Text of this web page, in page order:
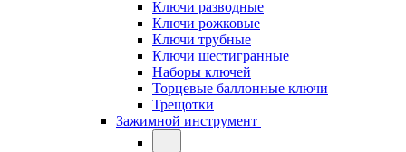
Ключи разводные
Ключи рожковые
Ключи трубные
Ключи шестигранные
Наборы ключей
Торцевые баллонные ключи
Трещотки
Зажимной инструмент